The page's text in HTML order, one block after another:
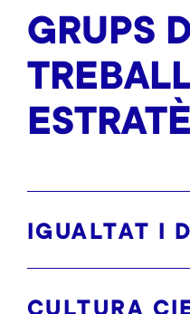
GRUPS
IGUALTAT I